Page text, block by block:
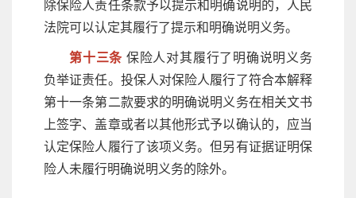
除保险人责任条款予以提示和明确说明的，人民
法院可以认定其履行了提示和明确说明义务。
第十三条 保险人对其履行了明确说明义务
负举证责任。投保人对保险人履行了符合本解释
第十一条第二款要求的明确说明义务在相关文书
上签字、盖章或者以其他形式予以确认的，应当
认定保险人履行了该项义务。但另有证据证明保
险人未履行明确说明义务的除外。